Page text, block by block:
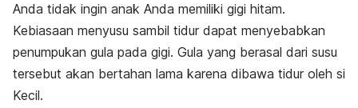
Anda tidak ingin anak Anda memiliki gigi hitam.
Kebiasaan menyusu sambil tidur dapat menyebabkan
penumpukan gula pada gigi. Gula yang berasal dari susu
tersebut akan bertahan lama karena dibawa tidur oleh si
Kecil.